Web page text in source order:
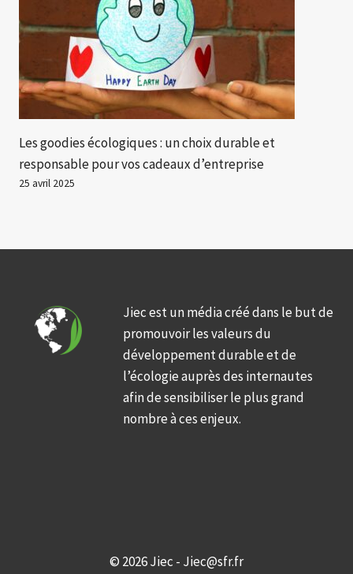
Les goodies écologiques : un choix durable et
responsable pour vos cadeaux d’entreprise
25 avril 2025
Jiec est un média créé dans le but de
promouvoir les valeurs du
développement durable et de
l’écologie auprès des internautes
afin de sensibiliser le plus grand
nombre à ces enjeux.
© 2026 Jiec - Jiec@sfr.fr